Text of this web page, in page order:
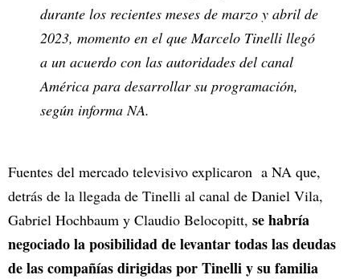
durante los recientes meses de marzo y abril de
2023, momento en el que Marcelo Tinelli llegó
a un acuerdo con las autoridades del canal
América para desarrollar su programación,
según informa NA.
Fuentes del mercado televisivo explicaron a NA que,
detrás de la llegada de Tinelli al canal de Daniel Vila,
Gabriel Hochbaum y Claudio Belocopitt, se habría
negociado la posibilidad de levantar todas las deudas
de las compañías dirigidas por Tinelli y su familia